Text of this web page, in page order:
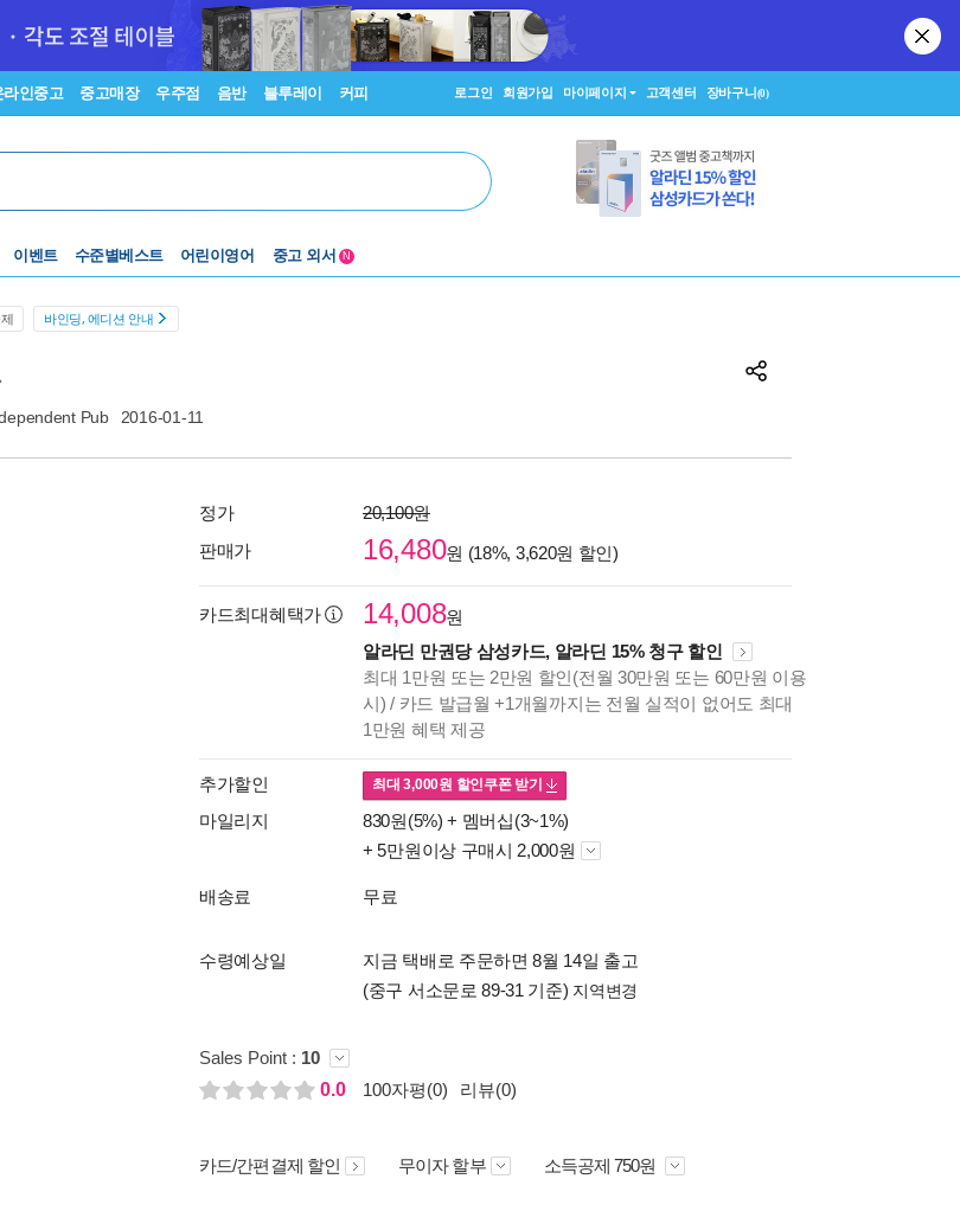
라인중고 중고매장 우주점 음반 블루레이 커피 로그인 회원가입 마이페이지 고객센터 장바구니(0)
이벤트
수준별베스트
Lexile®
수준별베스트
어린이영어
중고 외서
5백원부터
N
바인딩, 에디션 안내
Pub 2016-01-11
정가
20,100원
판매가
16,480원 (18%, 3,620원 할인)
카드최대혜택가 14,008원
알라딘 만권당 삼성카드, 알라딘 15% 청구 할인
최대 1만원 또는 2만원 할인(전월 30만원 또는 60만원 이용
시) / 카드 발급월 +1개월까지는 전월 실적이 없어도 최대
1만원 혜택 제공
추가할인 최대3,000원 할인쿠폰 받기
마일리지 830원(5%) + 멤버십(3~1%)
+ 5만원이상 구매시 2,000원
배송료 무료
수령예상일
지금 택배로 주문하면 8월 14일 출고
(중구 서소문로 89-31 기준) 지역변경
Sales Point : 10
0.0
100자평(0) 리뷰(0)
카드/간편결제 할인 무이자 할부 소득공제 750원